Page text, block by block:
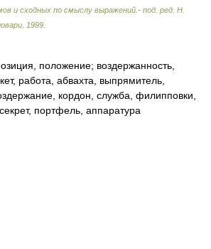
и сходных по смыслу выражений.- под. ред. Н.
1999
положение; воздержанность,
работа, абвахта, выпрямитель,
кордон, служба, филипповки,
портфель, аппаратура